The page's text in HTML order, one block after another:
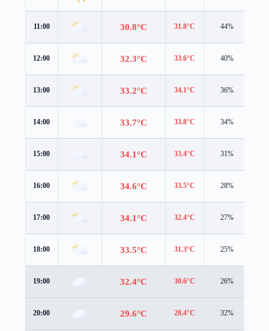
11:00 30.8°C 31.8°C 44%
12:00 32.3°C 33.6°C 40%
13:00 33.2°C 34.1°C 36%
14:00 33.7°C 33.8°C 34%
15:00 34.1°C 33.4°C 31%
16:00 34.6°C 33.5°C 28%
17:00 34.1°C 32.4°C 27%
18:00 33.5°C 31.3°C 25%
19:00 32.4°C 30.6°C 26%
20:00 29.6°C 28.4°C 32%